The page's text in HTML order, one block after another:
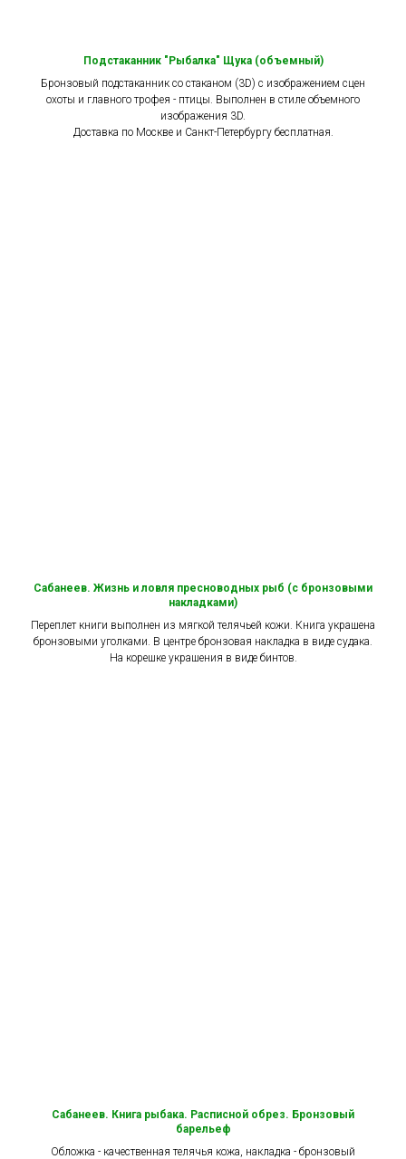
Подстаканник "Рыбалка" Щука (объемный)
Бронзовый подстаканник со стаканом (3D) с изображением сцен
охоты и главного трофея - птицы. Выполнен в стиле объемного
изображения 3D.
Доставка по Москве и Санкт-Петербургу бесплатная.
Сабанеев. Жизнь и ловля пресноводных рыб (с бронзовыми
накладками)
Переплет книги выполнен из мягкой телячьей кожи. Книга украшена
бронзовыми уголками. В центре бронзовая накладка в виде судака.
На корешке украшения в виде бинтов.
Сабанеев. Книга рыбака. Расписной обрез. Бронзовый
барельеф
Обложка - качественная телячья кожа, накладка - бронзовый